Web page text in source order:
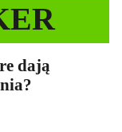
dają